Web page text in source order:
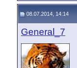
08.07.2014, 14:14
General_7